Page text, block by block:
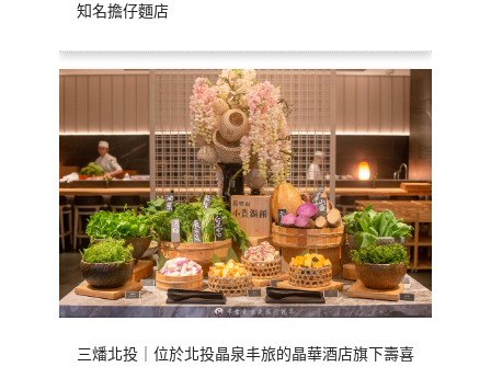
知名擔仔麵店
三燔北投｜位於北投晶泉丰旅的晶華酒店旗下壽喜